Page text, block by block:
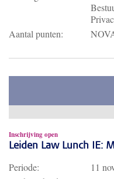
Aantal punten:
Inschrijving open
Leiden Law Lunch IE:
Periode:
11